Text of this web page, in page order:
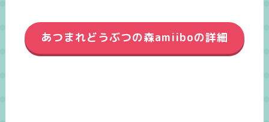
あつまれどうぶつの森amiiboの詳細